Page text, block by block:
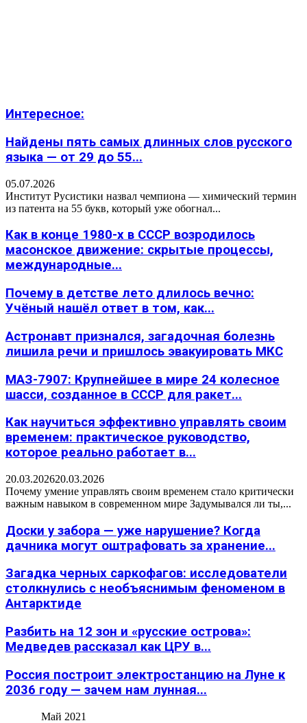
Интересное:
Найдены пять самых длинных слов русского
языка — от 29 до 55...
05.07.2026
Институт Русистики назвал чемпиона — химический термин
из патента на 55 букв, который уже обогнал...
Как в конце 1980-х в СССР возродилось
масонское движение: скрытые процессы,
международные...
Почему в детстве лето длилось вечно:
Учёный нашёл ответ в том, как...
Астронавт признался, загадочная болезнь
лишила речи и пришлось эвакуировать МКС
МАЗ-7907: Крупнейшее в мире 24 колесное
шасси, созданное в СССР для ракет...
Как научиться эффективно управлять своим
временем: практическое руководство,
которое реально работает в...
20.03.202620.03.2026
Почему умение управлять своим временем стало критически
важным навыком в современном мире Задумывался ли ты,...
Доски у забора — уже нарушение? Когда
дачника могут оштрафовать за хранение...
Загадка черных саркофагов: исследователи
столкнулись с необъяснимым феноменом в
Антарктиде
Разбить на 12 зон и «русские острова»:
Медведев рассказал как ЦРУ в...
Россия построит электростанцию на Луне к
2036 году — зачем нам лунная...
Май 2021